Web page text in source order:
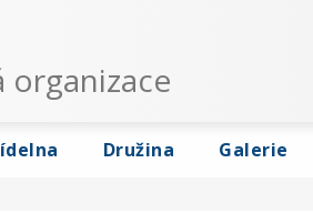
organizace
Družina Galerie